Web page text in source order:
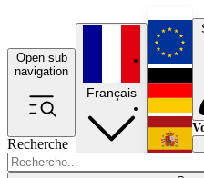
Open sub
navigation
Recherche
Français